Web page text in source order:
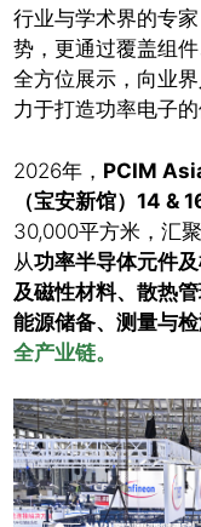
行业与学术界的专
势，更通过覆盖组
全方位展示，向业
力于打造功率电子的
2026年， PCIM
（宝安新馆）14 &
30,000平方米，汇
从功率半导体元件
及磁性材料、散热
能源储备、测量与检
全产业链。